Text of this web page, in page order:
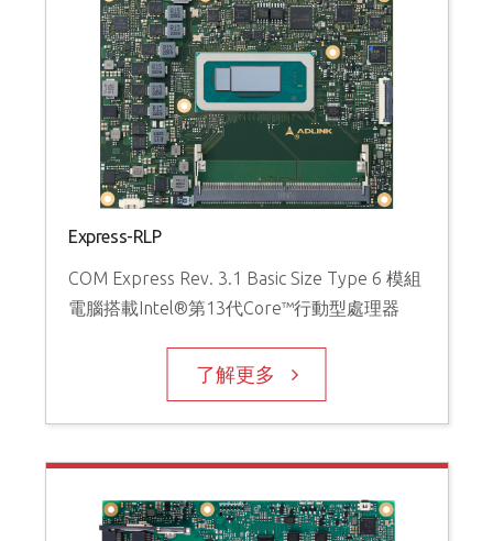
Express-RLP
COM Express Rev. 3.1 Basic Size Type 6 模組
電腦搭載Intel®第13代Core™行動型處理器
了解更多